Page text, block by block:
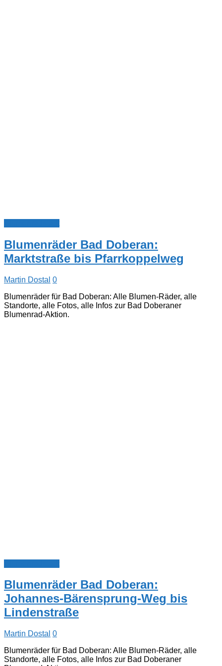
Blumenräder Bad Doberan:
Marktstraße bis Pfarrkoppelweg
Martin Dostal 0
Blumenräder für Bad Doberan: Alle Blumen-Räder, alle
Standorte, alle Fotos, alle Infos zur Bad Doberaner
Blumenrad-Aktion.
Blumenräder Bad Doberan:
Johannes-Bärensprung-Weg bis
Lindenstraße
Martin Dostal 0
Blumenräder für Bad Doberan: Alle Blumen-Räder, alle
Standorte, alle Fotos, alle Infos zur Bad Doberaner